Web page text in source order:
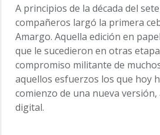
A principios de la década del
compañeros largó la primera
Amargo. Aquella edición en
que le sucedieron en otras
compromiso militante de
aquellos esfuerzos los que hoy
comienzo de una nueva
digital.